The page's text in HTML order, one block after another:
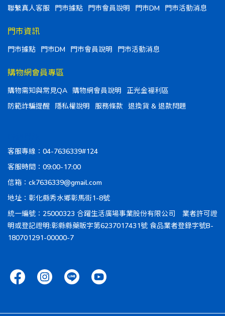
聯繫真人客服
門市據點 門市會員說明 門市DM 門市活動消息
門市資訊
門市據點 門市DM 門市會員說明 門市活動消息
購物網會員專區
購物需知與常見QA 購物網會員說明
正光金福利區
防範詐騙提醒
隱私權說明 服務條款 退換貨 & 退款問題
客服專線：04-7636339#124
客服時間：09:00-17:00
信箱：ck7636339@gmail.com
地址：彰化縣秀水鄉彰馬街1-8號
統一編號：25000323 合躍生活廣場事業股份有限公司 業者許可證
明或登記證明:彰縣縣藥販字第6237017431號 食品業者登錄字號B-
180701291-00000-7